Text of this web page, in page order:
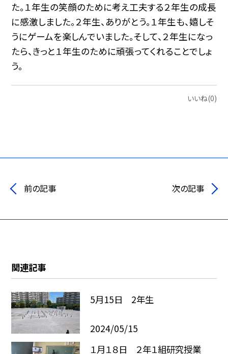
た。１年生の笑顔のために考え工夫する２年生の成長
に感激しました。２年生、ありがとう。１年生も、嬉しそ
うにゲームを楽しんでいました。そして、２年生になっ
たら、きっと１年生のために頑張ってくれることでしょ
う。
いいね(0)
前の記事 次の記事
関連記事
5月15日 2年生
2024/05/15
１月１８日 ２年１組研究授業